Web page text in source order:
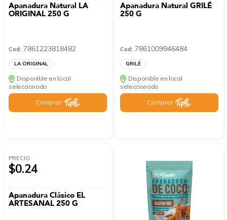
Apanadura Natural LA
ORIGINAL 250 G
Cod: 7861223818482
LA ORIGINAL
Disponible en local
seleccionado
Comprar
Apanadura Natural GRILÉ
250 G
Cod: 7861009946484
GRILÉ
Disponible en local
seleccionado
Comprar
PRECIO
$0.24
Apanadura Clásico EL
ARTESANAL 250 G